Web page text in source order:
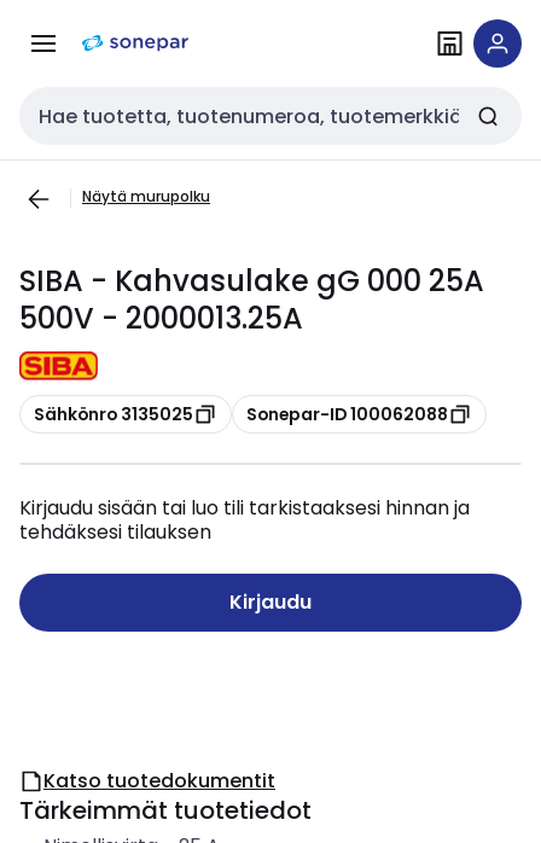
navigointiinsisältöön
Haku
Näytä murupolku
SIBA - Kahvasulake gG 000 25A
500V - 2000013.25A
Kopioi
Sähkönro 3135025 Kopioi
Sonepar-ID 100062088
Kirjaudu sisään tai luo tili tarkistaaksesi hinnan ja
tehdäksesi tilauksen
Kirjaudu
Katso tuotedokumentit
Tärkeimmät tuotetiedot